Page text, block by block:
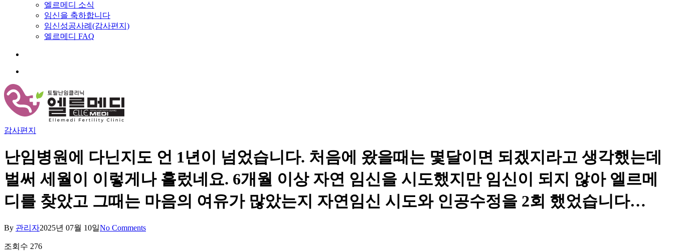
엘르메디 소식
임신을 축하합니다
임신성공사례(감사편지)
엘르메디 FAQ
감사편지
난임병원에 다닌지도 언 1년이 넘었습니다. 처음에 왔을때는 몇달이면 되겠지라고 생각했는데
벌써 세월이 이렇게나 흘렀네요. 6개월 이상 자연 임신을 시도했지만 임신이 되지 않아 엘르메
디를 찾았고 그때는 마음의 여유가 많았는지 자연임신 시도와 인공수정을 2회 했었습니다…
By 관리자2025년 07월 10일No Comments
조회수 276